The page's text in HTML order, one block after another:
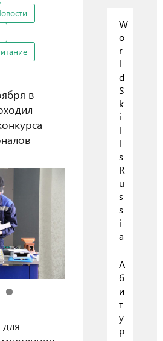
в
W
o
r
l
d
S
k
i
l
l
s
R
u
s
s
i
a
А
б
и
т
у
р